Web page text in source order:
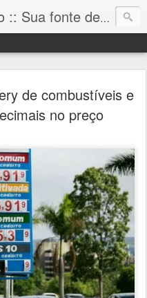
Blog do Prof. Escolástico :: Sua fonte de informação!
de combustíveis e
no preço